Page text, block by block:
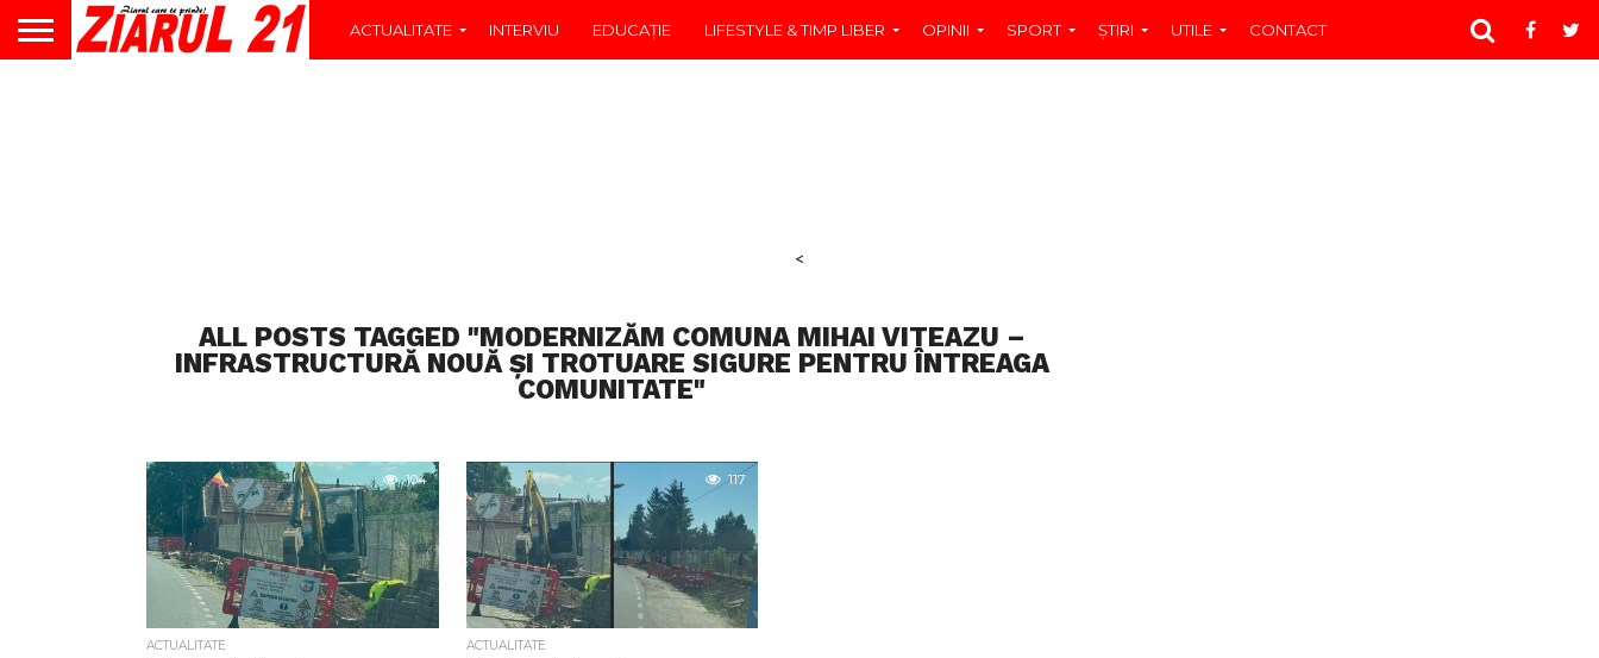
ACTUALITATE INTERVIU EDUCAŢIE LIFESTYLE & TIMP LIBER OPINII SPORT ŞTIRI UTILE CONTACT
<
ALL POSTS TAGGED "MODERNIZĂM COMUNA MIHAI VITEAZU –
INFRASTRUCTURĂ NOUĂ ȘI TROTUARE SIGURE PENTRU ÎNTREAGA
COMUNITATE"
104
ACTUALITATE
117
ACTUALITATE